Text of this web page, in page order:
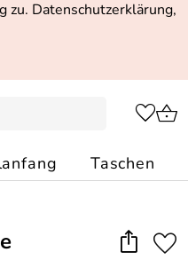
zu. Datenschutzerklärung,
Taschen